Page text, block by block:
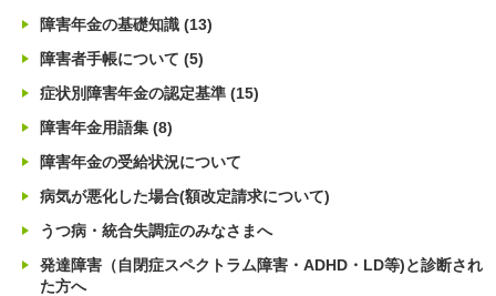
障害年金の基礎知識 (13)
障害者手帳について (5)
症状別障害年金の認定基準 (15)
障害年金用語集 (8)
障害年金の受給状況について
病気が悪化した場合(額改定請求について)
うつ病・統合失調症のみなさまへ
発達障害（自閉症スペクトラム障害・ADHD・LD等)と診断され
た方へ